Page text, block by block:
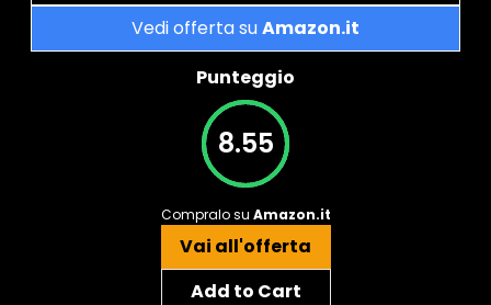
Vedi offerta suAmazon.it
Punteggio
8.55
Compralo su Amazon.it
Vai all'offerta
Add to Cart